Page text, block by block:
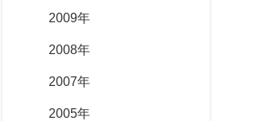
2009年
2008年
2007年
2005年